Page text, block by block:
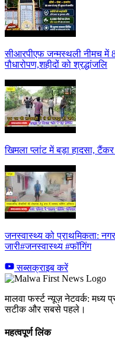
सीआरपीएफ जन्मस्थली नीमच में
पौधारोपण,शहीदों को श्रद्धांजलि
खिमला प्लांट में बड़ा हादसा,
जनस्वास्थ्य को प्राथमिकता:
जारी#जनस्वास्थ्य #फॉगिंग
सब्सक्राइब करें
मालवा फर्स्ट न्यूज़ नेटवर्क:
सटीक और सबसे पहले।
महत्वपूर्ण लिंक